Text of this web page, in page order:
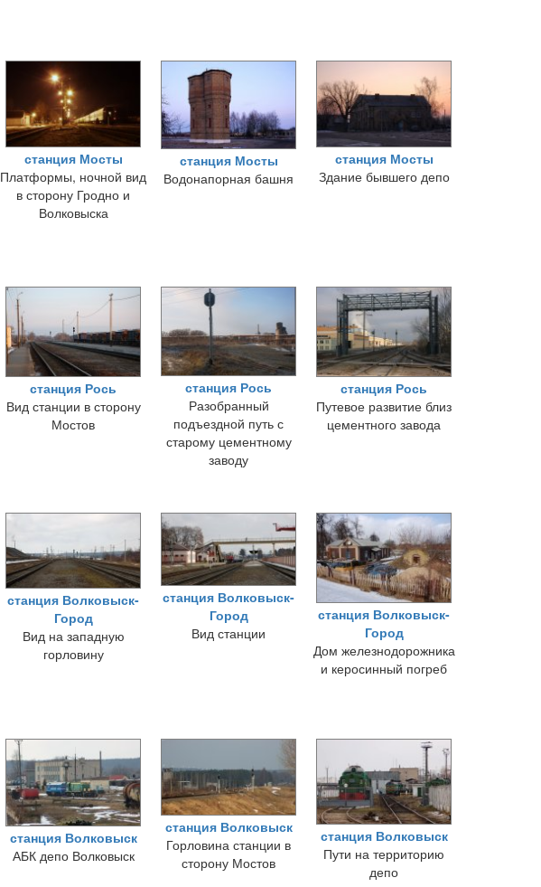
станция Мосты
Платформы, ночной вид
в сторону Гродно и
Волковыска
станция Мосты
Водонапорная башня
станция Мосты
Здание бывшего депо
станция Рось
Вид станции в сторону
Мостов
станция Рось
Разобранный
подъездной путь с
старому цементному
заводу
станция Рось
Путевое развитие близ
цементного завода
станция Волковыск-
Город
Вид на западную
горловину
станция Волковыск-
Город
Вид станции
станция Волковыск-
Город
Дом железнодорожника
и керосинный погреб
станция Волковыск
АБК депо Волковыск
станция Волковыск
Горловина станции в
сторону Мостов
станция Волковыск
Пути на территорию
депо